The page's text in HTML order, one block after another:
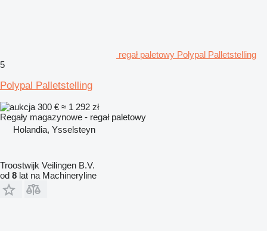
regał paletowy Polypal Palletstelling
5
Polypal Palletstelling
300 € ≈ 1 292 zł
Regały magazynowe - regał paletowy
Holandia, Ysselsteyn
Troostwijk Veilingen B.V.
od 8 lat na Machineryline